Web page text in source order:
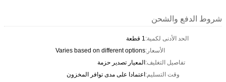
شروط الدفع والشحن
الحد الأدنى لكمية:1 قطعة
الأسعار:Varies based on different options
تفاصيل التغليف:المعيار تصدير حزمة
وقت التسليم:اعتمادا على مدى توافر المخزون